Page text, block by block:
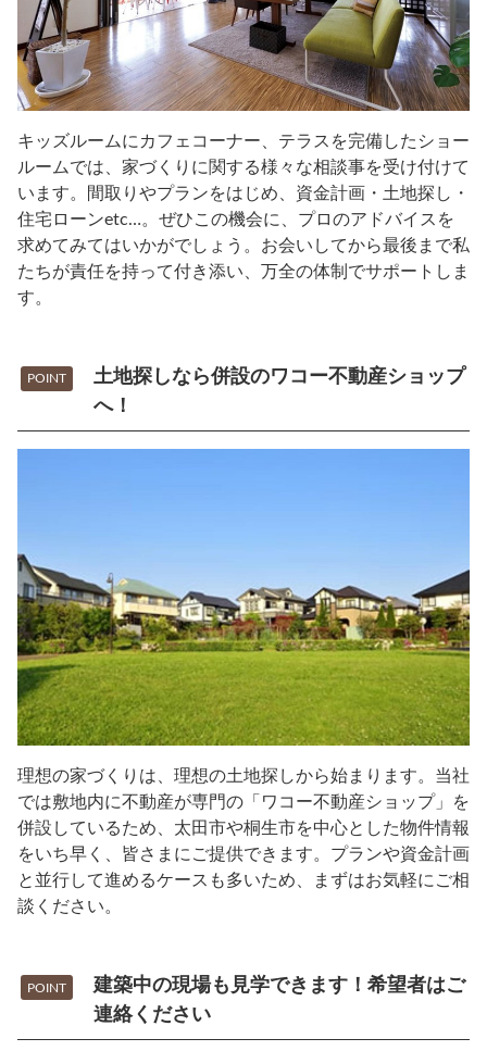
キッズルームにカフェコーナー、テラスを完備したショー
ルームでは、家づくりに関する様々な相談事を受け付けて
います。間取りやプランをはじめ、資金計画・土地探し・
住宅ローンetc…。ぜひこの機会に、プロのアドバイスを
求めてみてはいかがでしょう。お会いしてから最後まで私
たちが責任を持って付き添い、万全の体制でサポートしま
す。
POINT
土地探しなら併設のワコー不動産ショップ
へ！
理想の家づくりは、理想の土地探しから始まります。当社
では敷地内に不動産が専門の「ワコー不動産ショップ」を
併設しているため、太田市や桐生市を中心とした物件情報
をいち早く、皆さまにご提供できます。プランや資金計画
と並行して進めるケースも多いため、まずはお気軽にご相
談ください。
POINT
建築中の現場も見学できます！希望者はご
連絡ください